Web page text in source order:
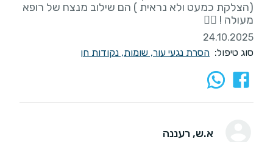
(הצלקת כמעט ולא נראית ) הם שילוב מנצח של רופא
מעולה ! 👌🏻
24.10.2025
סוג טיפול: הסרת נגעי עור, שומות, נקודות חן
א.ש, רעננה